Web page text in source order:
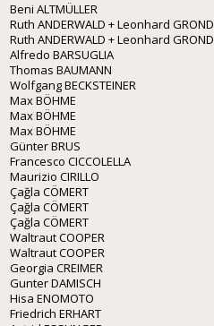
Beni ALTMÜLLER
Ruth ANDERWALD + Leonhard GROND
Ruth ANDERWALD + Leonhard GROND
Alfredo BARSUGLIA
Thomas BAUMANN
Wolfgang BECKSTEINER
Max BÖHME
Max BÖHME
Max BÖHME
Günter BRUS
Francesco CICCOLELLA
Maurizio CIRILLO
Çağla CÖMERT
Çağla CÖMERT
Çağla CÖMERT
Waltraut COOPER
Waltraut COOPER
Georgia CREIMER
Gunter DAMISCH
Hisa ENOMOTO
Friedrich ERHART